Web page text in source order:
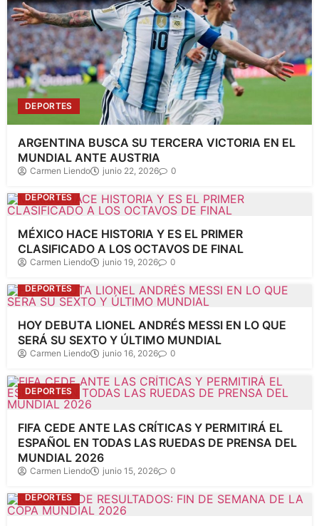
DEPORTES
ARGENTINA BUSCA SU TERCERA VICTORIA EN EL
MUNDIAL ANTE AUSTRIA
Carmen Liendo junio 22, 2026 0
DEPORTES
MÉXICO HACE HISTORIA Y ES EL PRIMER
CLASIFICADO A LOS OCTAVOS DE FINAL
Carmen Liendo junio 19, 2026 0
DEPORTES
HOY DEBUTA LIONEL ANDRÉS MESSI EN LO QUE
SERÁ SU SEXTO Y ÚLTIMO MUNDIAL
Carmen Liendo junio 16, 2026 0
DEPORTES
FIFA CEDE ANTE LAS CRÍTICAS Y PERMITIRÁ EL
ESPAÑOL EN TODAS LAS RUEDAS DE PRENSA DEL
MUNDIAL 2026
Carmen Liendo junio 15, 2026 0
DEPORTES